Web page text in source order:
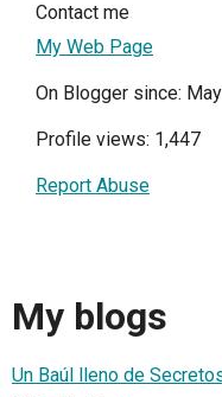
Contact me
My Web Page
On Blogger since:
Profile views: 1,447
Report Abuse
My blogs
Un Baúl lleno de